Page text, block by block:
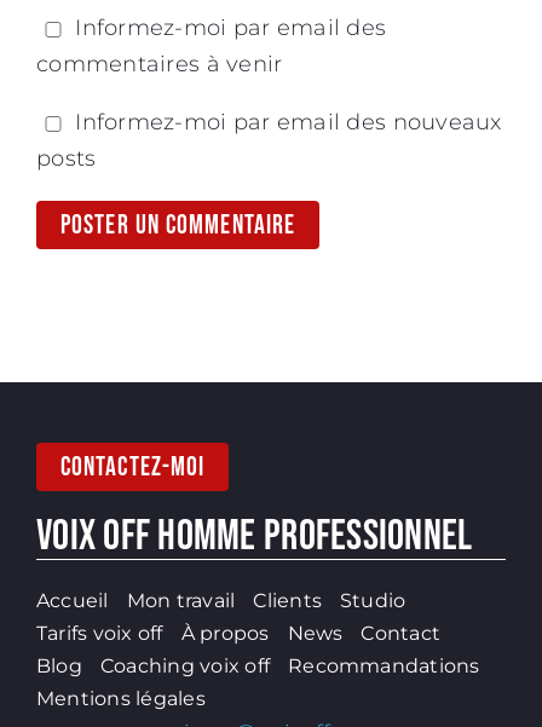
Informez-moi par email des
commentaires à venir
Informez-moi par email des nouveaux
posts
CONTACTEZ-MOI
VOIX OFF HOMME PROFESSIONNEL
Accueil Mon travail Clients
Studio
Tarifs voix off
À propos News
Contact
Blog
Coaching voix off
Recommandations
Mentions légales